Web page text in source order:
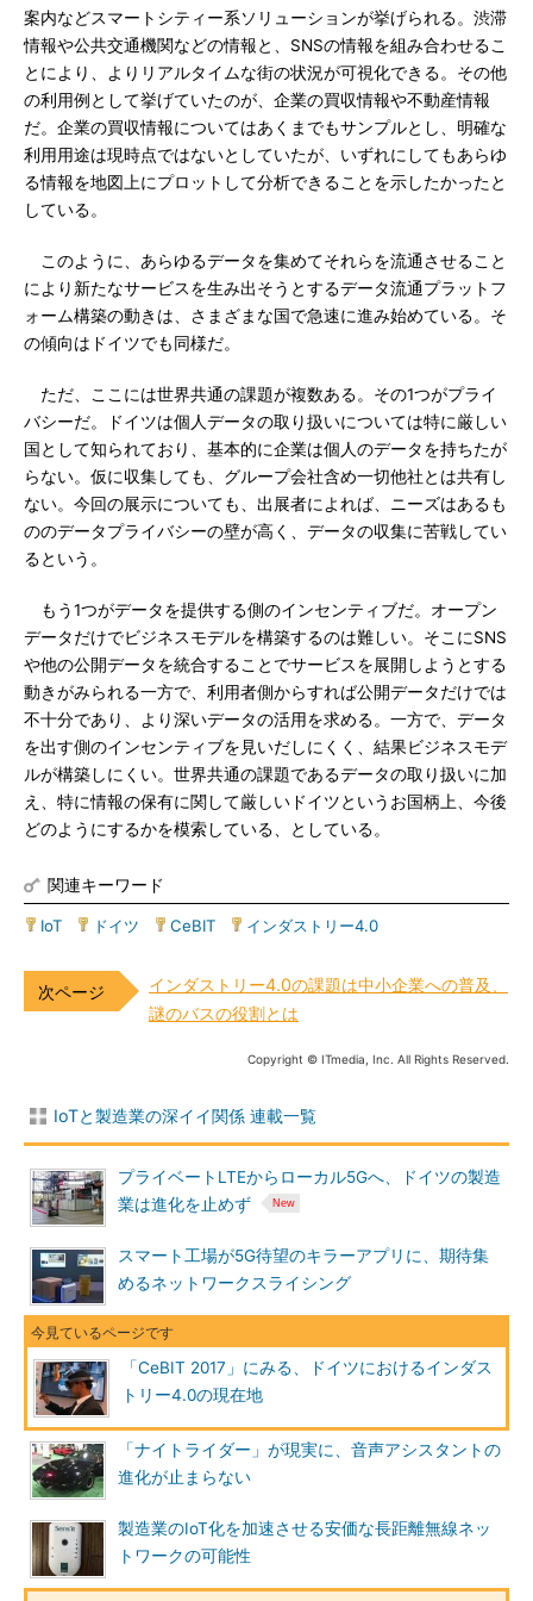
案内などスマートシティー系ソリューションが挙げられる。渋滞
情報や公共交通機関などの情報と、SNSの情報を組み合わせるこ
とにより、よりリアルタイムな街の状況が可視化できる。その他
の利用例として挙げていたのが、企業の買収情報や不動産情報
だ。企業の買収情報についてはあくまでもサンプルとし、明確な
利用用途は現時点ではないとしていたが、いずれにしてもあらゆ
る情報を地図上にプロットして分析できることを示したかったと
している。
このように、あらゆるデータを集めてそれらを流通させること
により新たなサービスを生み出そうとするデータ流通プラットフ
ォーム構築の動きは、さまざまな国で急速に進み始めている。そ
の傾向はドイツでも同様だ。
ただ、ここには世界共通の課題が複数ある。その1つがプライ
バシーだ。ドイツは個人データの取り扱いについては特に厳しい
国として知られており、基本的に企業は個人のデータを持ちたが
らない。仮に収集しても、グループ会社含め一切他社とは共有し
ない。今回の展示についても、出展者によれば、ニーズはあるも
ののデータプライバシーの壁が高く、データの収集に苦戦してい
るという。
もう1つがデータを提供する側のインセンティブだ。オープン
データだけでビジネスモデルを構築するのは難しい。そこにSNS
や他の公開データを統合することでサービスを展開しようとする
動きがみられる一方で、利用者側からすれば公開データだけでは
不十分であり、より深いデータの活用を求める。一方で、データ
を出す側のインセンティブを見いだしにくく、結果ビジネスモデ
ルが構築しにくい。世界共通の課題であるデータの取り扱いに加
え、特に情報の保有に関して厳しいドイツというお国柄上、今後
どのようにするかを模索している、としている。
関連キーワード
IoT ドイツ CeBIT インダストリー4.0
インダストリー4.0の課題は中小企業への普及、
謎のバスの役割とは
Copyright © ITmedia, Inc. All Rights Reserved.
IoTと製造業の深イイ関係 連載一覧
プライベートLTEからローカル5Gへ、ドイツの製造
業は進化を止めず
スマート工場が5G待望のキラーアプリに、期待集
めるネットワークスライシング
「CeBIT 2017」にみる、ドイツにおけるインダス
トリー4.0の現在地
「ナイトライダー」が現実に、音声アシスタントの
進化が止まらない
製造業のIoT化を加速させる安価な長距離無線ネッ
トワークの可能性